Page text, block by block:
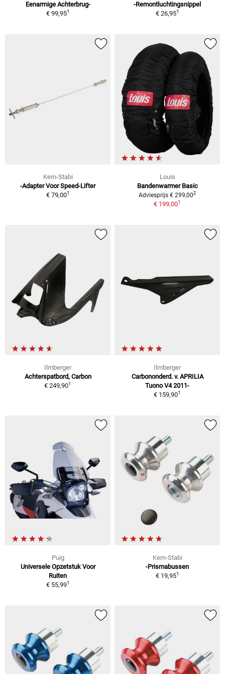
Eenarmige Achterbrug-
€ 99,951
-Remontluchtingsnippel
€ 26,951
Kern-Stabi
-Adapter Voor Speed-Lifter
€ 79,001
Louis
Bandenwarmer Basic
Adviesprijs € 299,002
€ 199,001
Ilmberger
Achterspatbord, Carbon
€ 249,901
Ilmberger
Carbononderd. v. APRILIA
Tuono V4 2011-
€ 159,901
Puig
Universele Opzetstuk Voor
Ruiten
€ 55,991
Kern-Stabi
-Prismabussen
€ 19,951